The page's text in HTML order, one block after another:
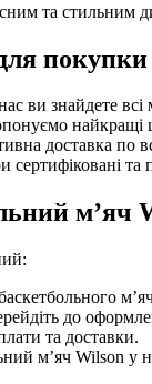
та стильним
покупки
ви знайдете всі
найкращі
доставка по
сертифіковані та
м’яч
до
та доставки.
м’яч Wilson у